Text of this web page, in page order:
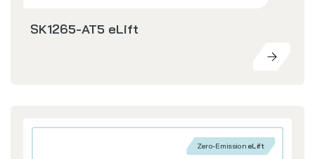
SK1265-AT5 eLift
Zero-Emission eLift